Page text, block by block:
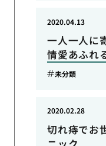
一人一人に
情愛あふれ
2020.04.13
未分類
切れ痔でお
2020.02.28